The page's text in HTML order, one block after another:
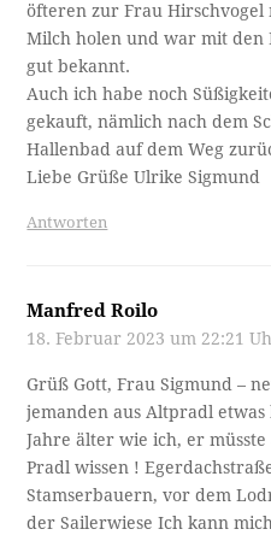
öfteren zur Frau
Milch holen und war mit den
gut bekannt.
Auch ich habe noch
gekauft, nämlich nach dem
Hallenbad auf dem Weg
Liebe Grüße Ulrike Sigmund
Antworten
Manfred Roilo
18. Februar 2023 um 22:21
Grüß Gott, Frau Sigmund –
jemanden aus Altpradl
Jahre älter wie ich, er
Pradl wissen !
Stamserbauern, vor dem
der Sailerwiese Ich kann